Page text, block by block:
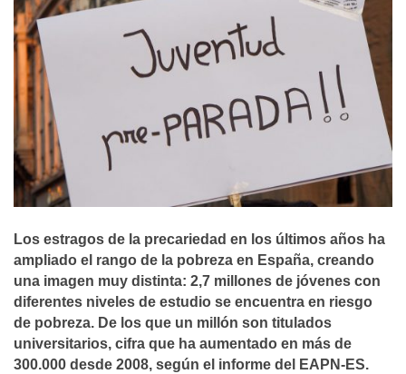
Los estragos de la precariedad en los últimos años ha
ampliado el rango de la pobreza en España, creando
una imagen muy distinta: 2,7 millones de jóvenes con
diferentes niveles de estudio se encuentra en riesgo
de pobreza. De los que un millón son titulados
universitarios, cifra que ha aumentado en más de
300.000 desde 2008, según el informe del EAPN-ES.